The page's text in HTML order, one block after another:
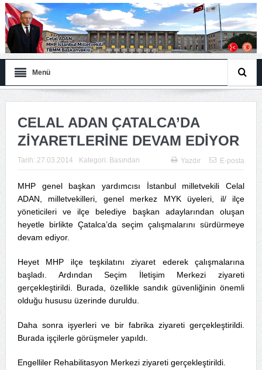
Menü
CELAL ADAN ÇATALCA’DA
ZİYARETLERİNE DEVAM EDİYOR
Tarih: 27.03.2014 Kategori: Basından Yazdır E-posta
MHP genel başkan yardımcısı İstanbul milletvekili Celal
ADAN, milletvekilleri, genel merkez MYK üyeleri, il/ ilçe
yöneticileri ve ilçe belediye başkan adaylarından oluşan
heyetle birlikte Çatalca’da seçim çalışmalarını sürdürmeye
devam ediyor.
Heyet MHP ilçe teşkilatını ziyaret ederek çalışmalarına
başladı. Ardından Seçim İletişim Merkezi ziyareti
gerçekleştirildi. Burada, özellikle sandık güvenliğinin önemli
olduğu hususu üzerinde duruldu.
Daha sonra işyerleri ve bir fabrika ziyareti gerçekleştirildi.
Burada işçilerle görüşmeler yapıldı.
Engelliler Rehabilitasyon Merkezi ziyareti gerçekleştirildi.